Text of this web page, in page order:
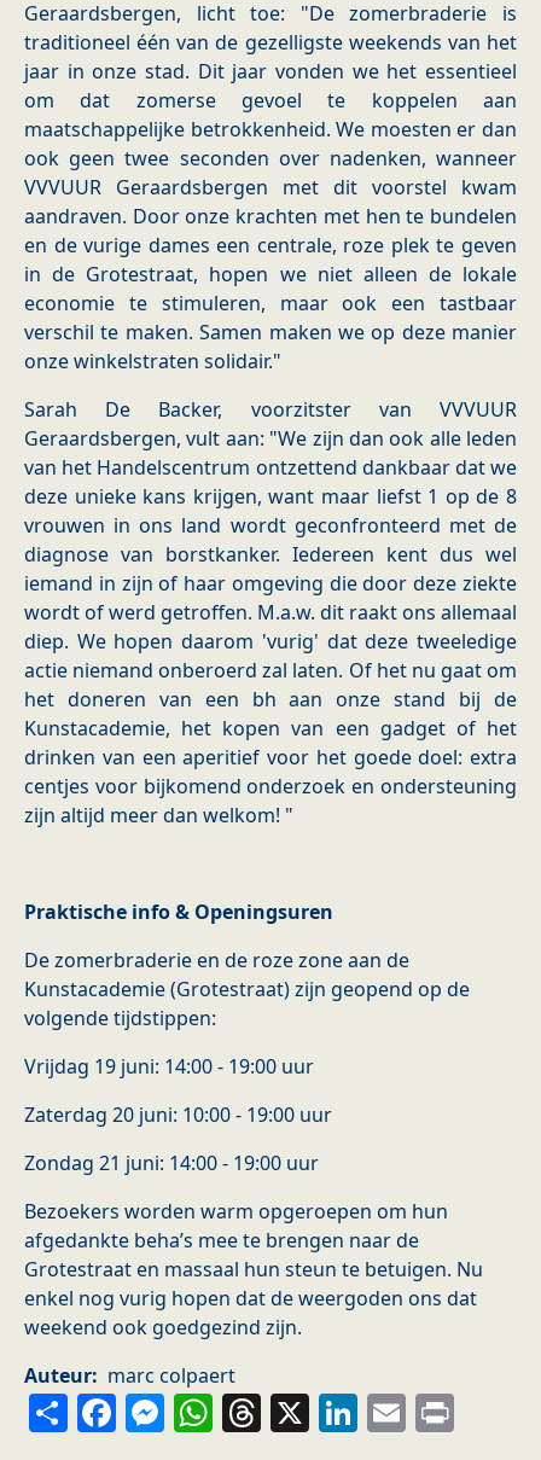
Geraardsbergen, licht toe: "De zomerbraderie is
traditioneel één van de gezelligste weekends van het
jaar in onze stad. Dit jaar vonden we het essentieel
om dat zomerse gevoel te koppelen aan
maatschappelijke betrokkenheid. We moesten er dan
ook geen twee seconden over nadenken, wanneer
VVVUUR Geraardsbergen met dit voorstel kwam
aandraven. Door onze krachten met hen te bundelen
en de vurige dames een centrale, roze plek te geven
in de Grotestraat, hopen we niet alleen de lokale
economie te stimuleren, maar ook een tastbaar
verschil te maken. Samen maken we op deze manier
onze winkelstraten solidair."
Sarah De Backer, voorzitster van VVVUUR
Geraardsbergen, vult aan: "We zijn dan ook alle leden
van het Handelscentrum ontzettend dankbaar dat we
deze unieke kans krijgen, want maar liefst 1 op de 8
vrouwen in ons land wordt geconfronteerd met de
diagnose van borstkanker. Iedereen kent dus wel
iemand in zijn of haar omgeving die door deze ziekte
wordt of werd getroffen. M.a.w. dit raakt ons allemaal
diep. We hopen daarom 'vurig' dat deze tweeledige
actie niemand onberoerd zal laten. Of het nu gaat om
het doneren van een bh aan onze stand bij de
Kunstacademie, het kopen van een gadget of het
drinken van een aperitief voor het goede doel: extra
centjes voor bijkomend onderzoek en ondersteuning
zijn altijd meer dan welkom! "
Praktische info & Openingsuren
De zomerbraderie en de roze zone aan de
Kunstacademie (Grotestraat) zijn geopend op de
volgende tijdstippen:
Vrijdag 19 juni: 14:00 - 19:00 uur
Zaterdag 20 juni: 10:00 - 19:00 uur
Zondag 21 juni: 14:00 - 19:00 uur
Bezoekers worden warm opgeroepen om hun
afgedankte beha’s mee te brengen naar de
Grotestraat en massaal hun steun te betuigen. Nu
enkel nog vurig hopen dat de weergoden ons dat
weekend ook goedgezind zijn.
Auteur
marc colpaert
ShareFacebook
Messenger
WhatsApp
Threads
X LinkedIn
Email